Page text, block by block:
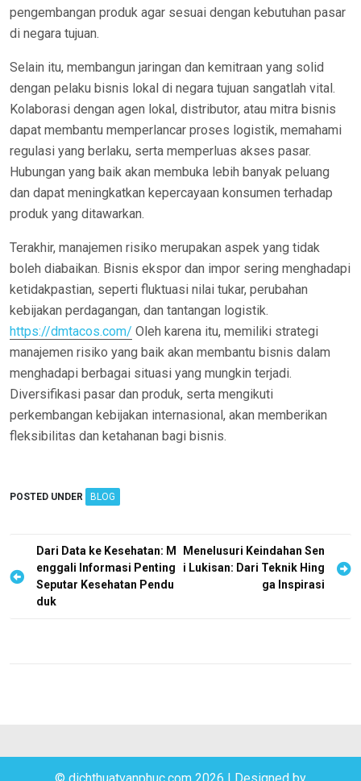
pengembangan produk agar sesuai dengan kebutuhan pasar
di negara tujuan.
Selain itu, membangun jaringan dan kemitraan yang solid
dengan pelaku bisnis lokal di negara tujuan sangatlah vital.
Kolaborasi dengan agen lokal, distributor, atau mitra bisnis
dapat membantu memperlancar proses logistik, memahami
regulasi yang berlaku, serta memperluas akses pasar.
Hubungan yang baik akan membuka lebih banyak peluang
dan dapat meningkatkan kepercayaan konsumen terhadap
produk yang ditawarkan.
Terakhir, manajemen risiko merupakan aspek yang tidak
boleh diabaikan. Bisnis ekspor dan impor sering menghadapi
ketidakpastian, seperti fluktuasi nilai tukar, perubahan
kebijakan perdagangan, dan tantangan logistik.
https://dmtacos.com/ Oleh karena itu, memiliki strategi
manajemen risiko yang baik akan membantu bisnis dalam
menghadapi berbagai situasi yang mungkin terjadi.
Diversifikasi pasar dan produk, serta mengikuti
perkembangan kebijakan internasional, akan memberikan
fleksibilitas dan ketahanan bagi bisnis.
POSTED UNDER BLOG
o
Dari Data ke Kesehatan: M
enggali Informasi Penting
Seputar Kesehatan Pendu
duk
Menelusuri Keindahan Sen
i Lukisan: Dari Teknik Hing
ga Inspirasi